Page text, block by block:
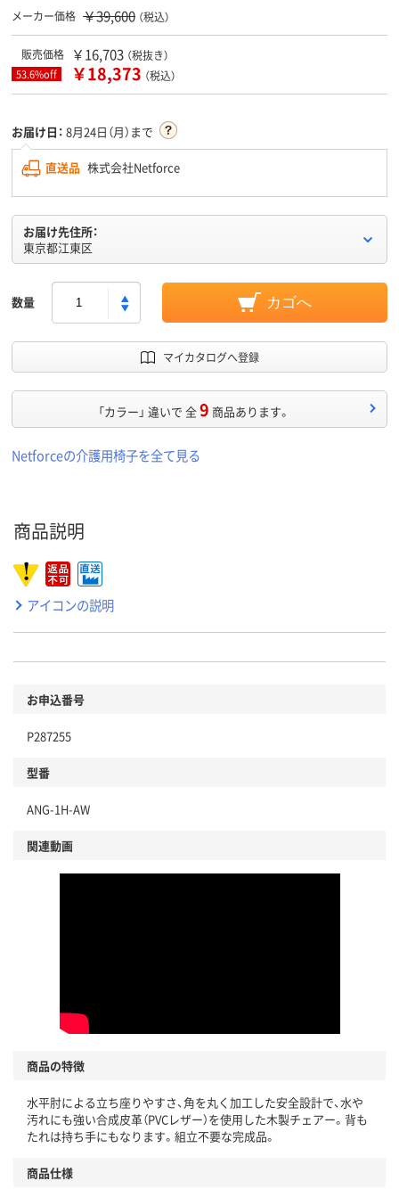
メーカー価格 ￥39,600 （税込）
販売価格 ￥16,703 （税抜き）
53.6%off ￥18,373 （税込）
お届け日： 8月24日（月）まで
直送品 株式会社Netforce
お届け先住所：
東京都江東区
数量 カゴへ
マイカタログへ登録
「カラー」 違いで 全9 商品あります。
Netforceの介護用椅子を全て見る
商品説明
アイコンの説明
お申込番号
P287255
型番
ANG-1H-AW
関連動画
商品の特徴
水平肘による立ち座りやすさ、角を丸く加工した安全設計で、水や
汚れにも強い合成皮革（PVCレザー）を使用した木製チェアー。背も
たれは持ち手にもなります。組立不要な完成品。
商品仕様